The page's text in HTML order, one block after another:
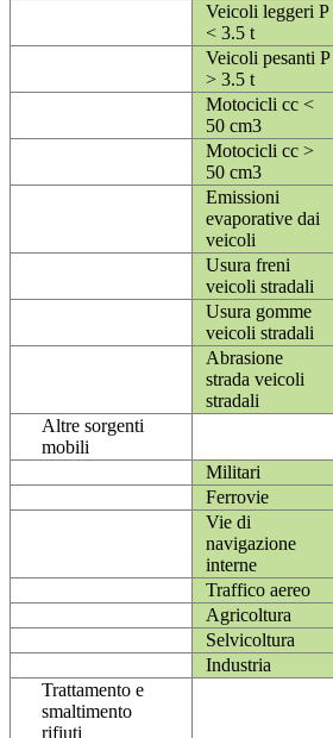
Veicoli leggeri P
< 3.5 t
Veicoli pesanti P
> 3.5 t
Motocicli cc <
50 cm3
Motocicli cc >
50 cm3
Emissioni
evaporative dai
veicoli
Usura freni
veicoli stradali
Usura gomme
veicoli stradali
Abrasione
strada veicoli
stradali
Altre sorgenti
mobili
Militari
Ferrovie
Vie di
navigazione
interne
Traffico aereo
Agricoltura
Selvicoltura
Industria
Trattamento e
smaltimento
rifiuti